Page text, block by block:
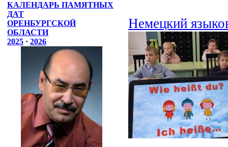
КАЛЕНДАРЬ ПАМЯТНЫХ
ДАТ
ОРЕНБУРГСКОЙ
ОБЛАСТИ
2025 · 2026
Немецкий